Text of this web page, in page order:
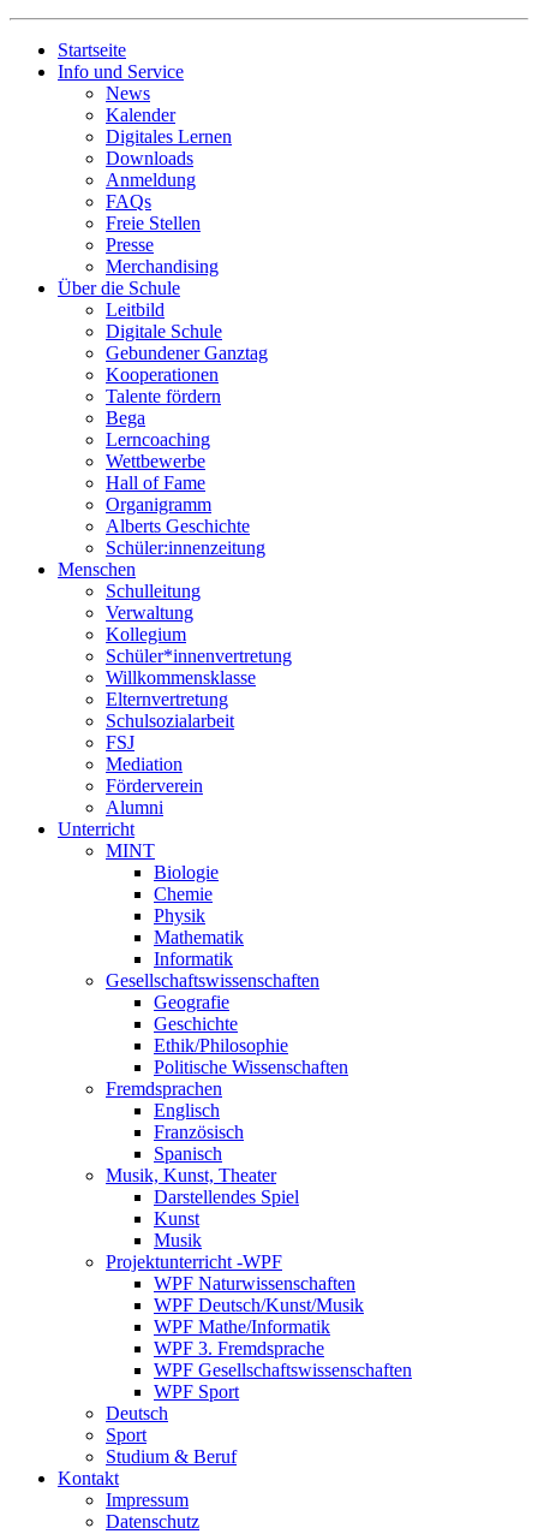
Startseite
Info und Service
News
Kalender
Digitales Lernen
Downloads
Anmeldung
FAQs
Freie Stellen
Presse
Merchandising
Über die Schule
Leitbild
Digitale Schule
Gebundener Ganztag
Kooperationen
Talente fördern
Bega
Lerncoaching
Wettbewerbe
Hall of Fame
Organigramm
Alberts Geschichte
Schüler:innenzeitung
Menschen
Schulleitung
Verwaltung
Kollegium
Schüler*innenvertretung
Willkommensklasse
Elternvertretung
Schulsozialarbeit
FSJ
Mediation
Förderverein
Alumni
Unterricht
MINT
Biologie
Chemie
Physik
Mathematik
Informatik
Gesellschaftswissenschaften
Geografie
Geschichte
Ethik/Philosophie
Politische Wissenschaften
Fremdsprachen
Englisch
Französisch
Spanisch
Musik, Kunst, Theater
Darstellendes Spiel
Kunst
Musik
Projektunterricht -WPF
WPF Naturwissenschaften
WPF Deutsch/Kunst/Musik
WPF Mathe/Informatik
WPF 3. Fremdsprache
WPF Gesellschaftswissenschaften
WPF Sport
Deutsch
Sport
Studium & Beruf
Kontakt
Impressum
Datenschutz